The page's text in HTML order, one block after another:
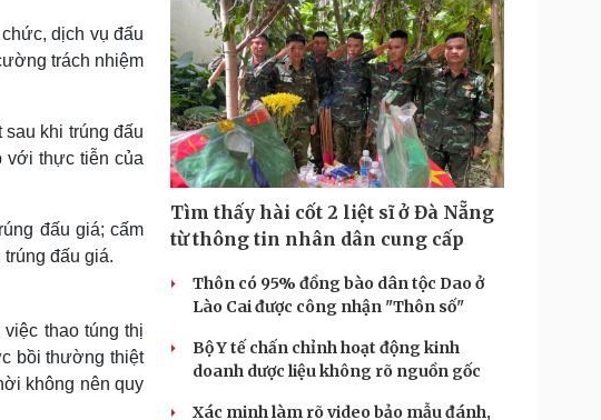
dịch vụ đấu
trách nhiệm
khi trúng đấu
với thực tiễn của
đấu giá; cấm
đấu giá.
thao túng thị
bồi thường thiệt
không nên quy
Tìm thấy hài cốt 2 liệt sĩ ở Đà Nẵng
từ thông tin nhân dân cung cấp
Thôn có 95% đồng bào dân tộc Dao ở
Lào Cai được công nhận "Thôn số"
Bộ Y tế chấn chỉnh hoạt động kinh
doanh dược liệu không rõ nguồn gốc
Xác minh làm rõ video bảo mẫu đánh,